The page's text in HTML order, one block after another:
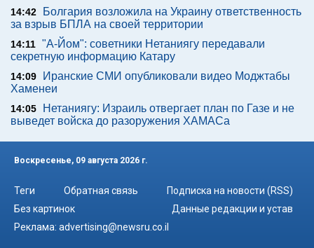
14:42
Болгария возложила на Украину ответственность
за взрыв БПЛА на своей территории
14:11 "А-Йом": советники Нетаниягу передавали
секретную информацию Катару
14:09
Иранские СМИ опубликовали видео Моджтабы
Хаменеи
14:05
Нетаниягу: Израиль отвергает план по Газе и не
выведет войска до разоружения ХАМАСа
Воскресенье, 09 августа 2026 г.
Теги Обратная связь
Подписка на новости (RSS)
Без картинок
Данные редакции и устав
Реклама: advertising@newsru.co.il